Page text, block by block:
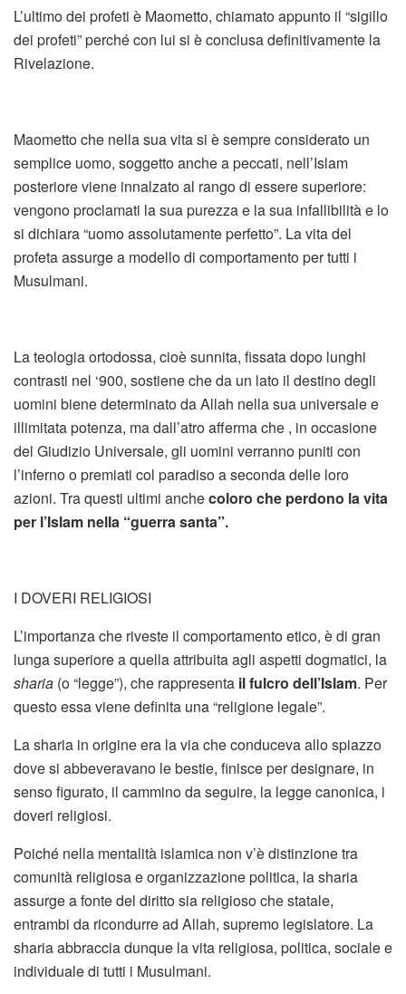
L’ultimo dei profeti è Maometto, chiamato appunto il “sigillo
dei profeti” perché con lui si è conclusa definitivamente la
Rivelazione.
Maometto che nella sua vita si è sempre considerato un
semplice uomo, soggetto anche a peccati, nell’Islam
posteriore viene innalzato al rango di essere superiore:
vengono proclamati la sua purezza e la sua infallibilità e lo
si dichiara “uomo assolutamente perfetto”. La vita del
profeta assurge a modello di comportamento per tutti i
Musulmani.
La teologia ortodossa, cioè sunnita, fissata dopo lunghi
contrasti nel ‘900, sostiene che da un lato il destino degli
uomini biene determinato da Allah nella sua universale e
illimitata potenza, ma dall’atro afferma che , in occasione
del Giudizio Universale, gli uomini verranno puniti con
l’inferno o premiati col paradiso a seconda delle loro
azioni. Tra questi ultimi anchecoloro che perdono la vita
per l’Islam nella “guerra santa”.
I DOVERI RELIGIOSI
L’importanza che riveste il comportamento etico, è di gran
lunga superiore a quella attribuita agli aspetti dogmatici, la
sharia (o “legge”), che rappresenta il fulcro dell’Islam. Per
questo essa viene definita una “religione legale”.
La sharia in origine era la via che conduceva allo spiazzo
dove si abbeveravano le bestie, finisce per designare, in
senso figurato, il cammino da seguire, la legge canonica, i
doveri religiosi.
Poiché nella mentalità islamica non v’è distinzione tra
comunità religiosa e organizzazione politica, la sharia
assurge a fonte del diritto sia religioso che statale,
entrambi da ricondurre ad Allah, supremo legislatore. La
sharia abbraccia dunque la vita religiosa, politica, sociale e
individuale di tutti i Musulmani.